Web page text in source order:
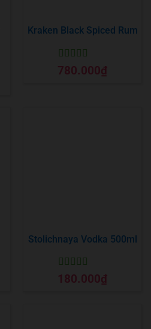
Kraken Black Spiced Rum
Được xếp
hạng55 sao
780.000₫
Stolichnaya Vodka 500ml
Được xếp
hạng55 sao
180.000₫